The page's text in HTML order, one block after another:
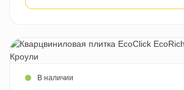
В наличии